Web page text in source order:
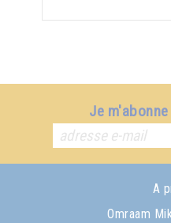
Je
A
Omraam